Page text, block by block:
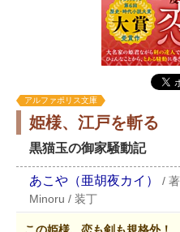
アルファポリス文庫
姫様、江戸を斬る
黒猫玉の御家騒動記
あこや（亜胡夜カイ） / 著
Minoru / 装丁